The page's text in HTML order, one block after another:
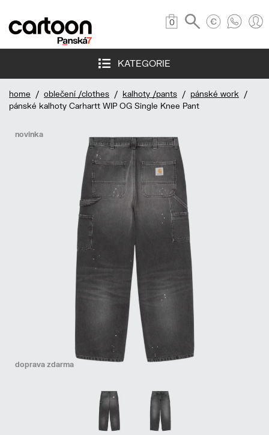
0
KATEGORIE
home / oblečení /clothes / kalhoty /pants / pánské work /
pánské kalhoty Carhartt WIP OG Single Knee Pant
doprava zdarma
novinka